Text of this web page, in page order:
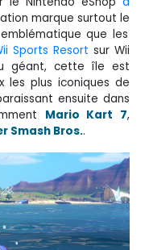
marque surtout le
que les
Sports Resort sur Wii
géant, cette île est
les plus iconiques de
ensuite dans
Mario Kart 7,
Smash Bros..